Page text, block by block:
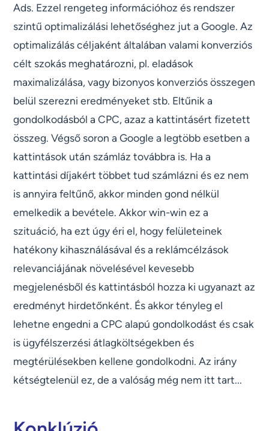
Ads. Ezzel rengeteg információhoz és rendszer
szintű optimalizálási lehetőséghez jut a Google. Az
optimalizálás céljaként általában valami konverziós
célt szokás meghatározni, pl. eladások
maximalizálása, vagy bizonyos konverziós összegen
belül szerezni eredményeket stb. Eltűnik a
gondolkodásból a CPC, azaz a kattintásért fizetett
összeg. Végső soron a Google a legtöbb esetben a
kattintások után számláz továbbra is. Ha a
kattintási díjakért többet tud számlázni és ez nem
is annyira feltűnő, akkor minden gond nélkül
emelkedik a bevétele. Akkor win-win ez a
szituáció, ha ezt úgy éri el, hogy felületeinek
hatékony kihasználásával és a reklámcélzások
relevanciájának növelésével kevesebb
megjelenésből és kattintásból hozza ki ugyanazt az
eredményt hirdetőnként. És akkor tényleg el
lehetne engedni a CPC alapú gondolkodást és csak
is ügyfélszerzési átlagköltségekben és
megtérülésekben kellene gondolkodni. Az irány
kétségtelenül ez, de a valóság még nem itt tart...